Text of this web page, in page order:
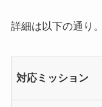
詳細は以下の通り。
対応ミッション